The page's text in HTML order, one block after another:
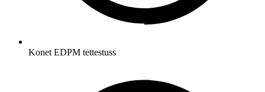
Konet EDPM tettestuss